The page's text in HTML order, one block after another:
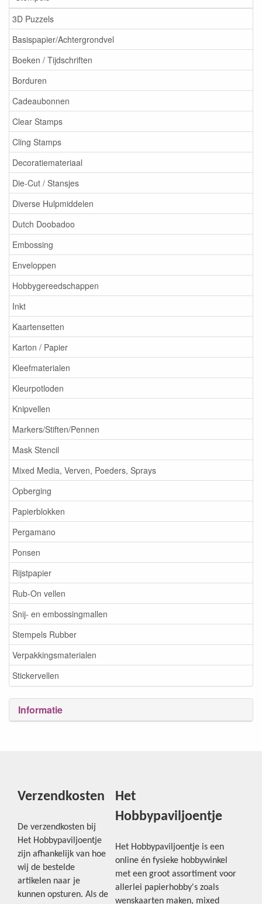
3D Puzzels
Basispapier/Achtergrondvel
Boeken / Tijdschriften
Borduren
Cadeaubonnen
Clear Stamps
Cling Stamps
Decoratiemateriaal
Die-Cut / Stansjes
Diverse Hulpmiddelen
Dutch Doobadoo
Embossing
Enveloppen
Hobbygereedschappen
Inkt
Kaartensetten
Karton / Papier
Kleefmaterialen
Kleurpotloden
Knipvellen
Markers/Stiften/Pennen
Mask Stencil
Mixed Media, Verven, Poeders, Sprays
Opberging
Papierblokken
Pergamano
Ponsen
Rijstpapier
Rub-On vellen
Snij- en embossingmallen
Stempels Rubber
Verpakkingsmaterialen
Stickervellen
Informatie
Verzendkosten
De verzendkosten bij
Het Hobbypaviljoentje
zijn afhankelijk van hoe
wij de bestelde
artikelen naar je
kunnen opsturen. Als de
Het
Hobbypaviljoentje
Het Hobbypaviljoentje is een
online én fysieke hobbywinkel
met een groot assortiment voor
allerlei papierhobby's zoals
wenskaarten maken, mixed